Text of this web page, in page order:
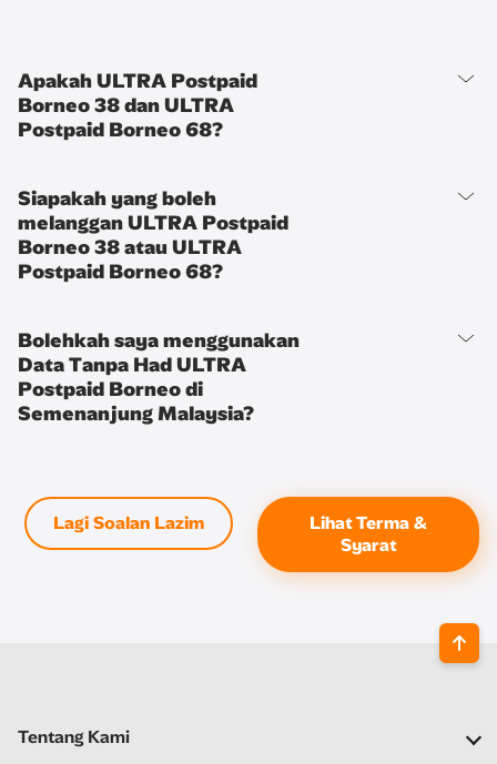
Apakah ULTRA Postpaid
Borneo 38 dan ULTRA
Postpaid Borneo 68?
Siapakah yang boleh
melanggan ULTRA Postpaid
Borneo 38 atau ULTRA
Postpaid Borneo 68?
Bolehkah saya menggunakan
Data Tanpa Had ULTRA
Postpaid Borneo di
Semenanjung Malaysia?
Lagi Soalan Lazim
Lihat Terma &
Syarat
Tentang Kami